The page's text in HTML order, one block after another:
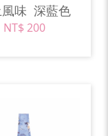
味 深藍色
NT$ 200